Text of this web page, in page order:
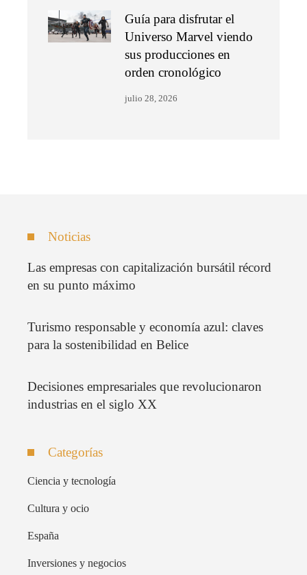
Guía para disfrutar el
Universo Marvel viendo
sus producciones en
orden cronológico
julio 28, 2026
Noticias
Las empresas con capitalización bursátil récord
en su punto máximo
Turismo responsable y economía azul: claves
para la sostenibilidad en Belice
Decisiones empresariales que revolucionaron
industrias en el siglo XX
Categorías
Ciencia y tecnología
Cultura y ocio
España
Inversiones y negocios